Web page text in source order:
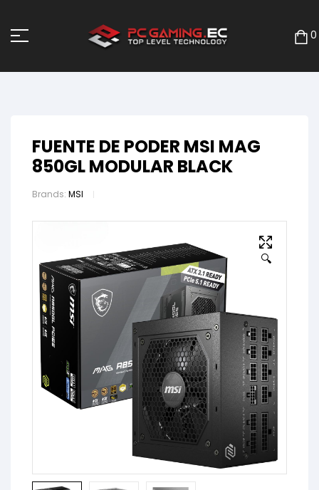
0
FUENTE DE PODER MSI MAG
850GL MODULAR BLACK
Brands: MSI
🔍